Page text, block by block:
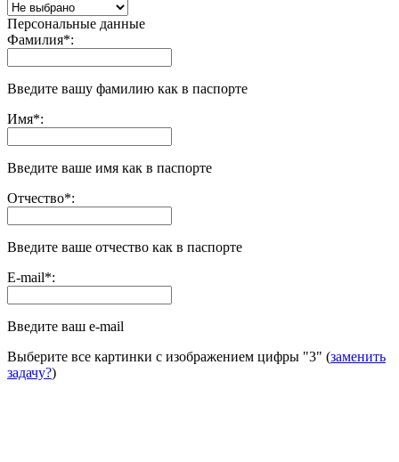
Персональные данные
Фамилия*:
Введите вашу фамилию как в паспорте
Имя*:
Введите ваше имя как в паспорте
Отчество*:
Введите ваше отчество как в паспорте
E-mail*:
Введите ваш e-mail
Выберите все картинки с изображением цифры "3" (заменить
задачу?)